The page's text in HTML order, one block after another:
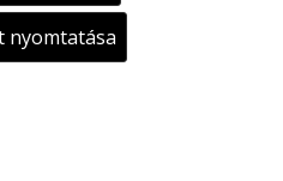
nyomtatása